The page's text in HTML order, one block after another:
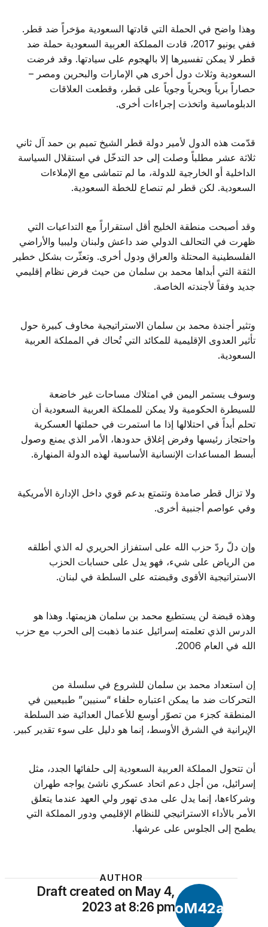
وهذا واضح في الحملة التي قادتها السعودية مؤخراً ضد قطر.
ففي يونيو 2017، قادت المملكة العربية السعودية حملة ضد
قطر لا يمكن تفسيرها إلا بالهجوم على سيادتها. وقد فرضت
السعودية وثلاث دول أخرى هي الإمارات والبحرين ومصر –
حصاراً برياً وبحرياً وجوياً على قطر، وقطعت العلاقات
الدبلوماسية واتخذت إجراءات أخرى.
قدّمت هذه الدول لأمير دولة قطر الشيخ تميم بن حمد آل ثاني
ثلاثة عشر مطلباً وصلت إلى حد التدخّل في استقلال السياسة
الداخلية أو الخارجية للدولة، ما لم تتماشى مع الإملاءات
السعودية. لكن قطر لم تنصاع للخطة السعودية.
وقد أصبحت منطقة الخليج أقل استقراراً مع التداعيات التي
ظهرت في التحالف الدولي ضد داعش ولبنان وليبيا والأراضي
الفلسطينية المحتلة والعراق ودول أخرى. وتعثّرت بشكل خطير
الثقة التي أبداها محمد بن سلمان من حيث فرض نظام إقليمي
جديد وفقاً لأجندته الخاصة.
وتثير أجندة محمد بن سلمان الاستراتيجية مخاوف كبيرة حول
تأثير العدوى الإقليمية للمكائد التي تُحاك في المملكة العربية
السعودية.
وسوف يستمر اليمن في امتلاك مساحات غير خاضعة
للسيطرة الحكومية ولا يمكن للمملكة العربية السعودية أن
تحلم أبداً في احتلالها إذا ما استمرت في حملتها العسكرية
واحتجاز رئيسها وفرض إغلاق حدودها، الأمر الذي يمنع وصول
أبسط المساعدات الإنسانية الأساسية لهذه الدولة المنهارة.
ولا تزال قطر صامدة وتتمتع بدعم قوي داخل الإدارة الأمريكية
وفي عواصم أجنبية أخرى.
وإن دلّ ردّ حزب الله على استفزاز الحريري له الذي أطلقه
من الرياض على شيء، فهو يدل على حسابات الحزب
الاستراتيجية الأقوى وقبضته على السلطة في لبنان.
وهذه قبضة لن يستطيع محمد بن سلمان هزيمتها. وهذا هو
الدرس الذي تعلمته إسرائيل عندما ذهبت إلى الحرب مع حزب
الله في العام 2006.
إن استعداد محمد بن سلمان للشروع في سلسلة من
التحركات ضد ما يمكن اعتباره حلفاء “سنيين” طبيعيين في
المنطقة كجزء من تصوّر أوسع للأعمال العدائية ضد السلطة
الإيرانية في الشرق الأوسط، إنما هو دليل على سوء تقدير كبير.
أن تتحول المملكة العربية السعودية إلى حلفائها الجدد، مثل
إسرائيل، من أجل دعم اتحاد عسكري ناشئ يواجه طهران
وشركاءها، إنما يدل على مدى تهور ولي العهد عندما يتعلق
الأمر بالأداء الاستراتيجي للنظام الإقليمي ودور المملكة التي
يطمح إلى الجلوس على عرشها.
AUTHOR
DcoM42a8p
Draft created on May 4,
2023 at 8:26 pm